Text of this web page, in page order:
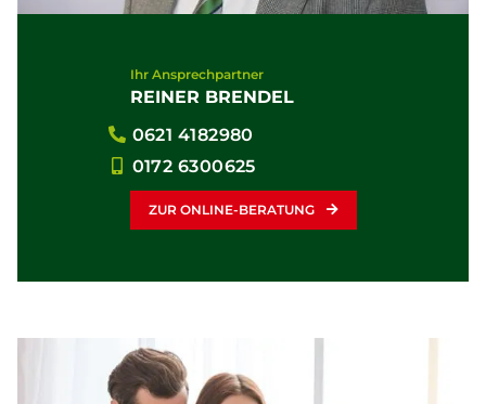
Ihr Ansprechpartner
REINER BRENDEL
0621 4182980
0172 6300625
ZUR ONLINE-BERATUNG